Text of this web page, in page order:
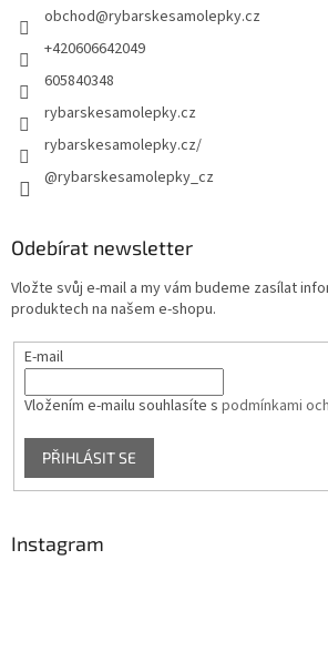
obchod@rybarskesamolepky.cz
+420606642049
605840348
rybarskesamolepky.cz
rybarskesamolepky.cz/
@rybarskesamolepky_cz
Odebírat newsletter
Vložte svůj e-mail a my vám budeme zasílat
produktech na našem e-shopu.
E-mail
Vložením e-mailu souhlasíte s podmínkami
PŘIHLÁSIT SE
Instagram